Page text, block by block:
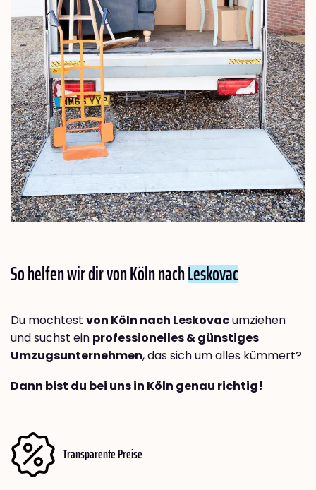
So helfen wir dir von Köln nachLeskovac
Du möchtest von Köln nach Leskovacumziehen
und suchst ein professionelles & günstiges
Umzugsunternehmen, das sich um alles kümmert?
Dann bist du bei uns in Köln genau richtig!
Transparente Preise